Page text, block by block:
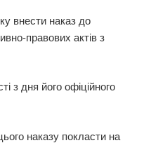
внести наказ до
правових актів з
з дня його офіційного
наказу покласти на